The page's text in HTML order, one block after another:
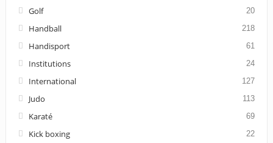
Golf 20
Handball 218
Handisport 61
Institutions 24
International 127
Judo 113
Karaté 69
Kick boxing 22